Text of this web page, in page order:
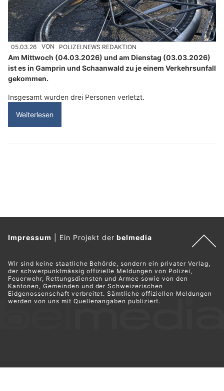
05.03.26 VON POLIZEI.NEWS REDAKTION
Am Mittwoch (04.03.2026) und am Dienstag (03.03.2026)
ist es in Gamprin und Schaanwald zu je einem Verkehrsunfall
gekommen.
Insgesamt wurden drei Personen verletzt.
Weiterlesen
Impressum Ein Projekt derbelmedia
Wir sind keine staatliche Behörde, sondern ein privater Verlag,
der schwerpunktmässig offizielle Meldungen von Polizei,
Feuerwehr, Rettungsdiensten und Armee sowie von den
Kantonen, Gemeinden und der Schweizerischen
Eidgenossenschaft verbreitet. Sämtliche offiziellen Meldungen
werden von uns mit Quellenangaben publiziert.